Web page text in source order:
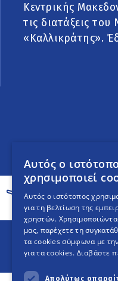
Κεντρικής
τις διατάξεις
«Καλλικράτης».
Αυτός ο
χρησιμοποιεί
Αυτός ο ιστότοπος
για τη βελτίωση της
χρηστών.
μας, παρέχετε τη
τα cookies σύμφωνα με
για τα cookies. Διαβάστε
Απολύτως